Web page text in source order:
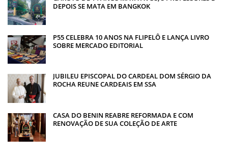
DEPOIS SE MATA EM BANGKOK
P55 CELEBRA 10 ANOS NA FLIPELÔ E LANÇA LIVRO
SOBRE MERCADO EDITORIAL
JUBILEU EPISCOPAL DO CARDEAL DOM SÉRGIO DA
ROCHA REUNE CARDEAIS EM SSA
CASA DO BENIN REABRE REFORMADA E COM
RENOVAÇÃO DE SUA COLEÇÃO DE ARTE